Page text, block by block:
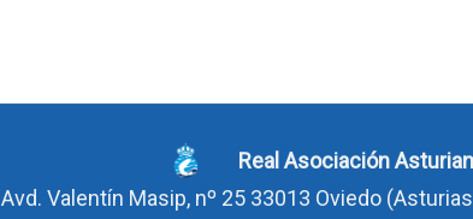
Real Asociación
Avd. Valentín Masip, nº 25 33013 Oviedo